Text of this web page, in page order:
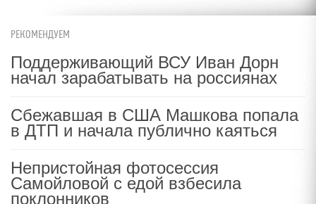
РЕКОМЕНДУЕМ
Поддерживающий ВСУ Иван Дорн
начал зарабатывать на россиянах
Сбежавшая в США Машкова попала
в ДТП и начала публично каяться
Непристойная фотосессия
Самойловой с едой взбесила
поклонников